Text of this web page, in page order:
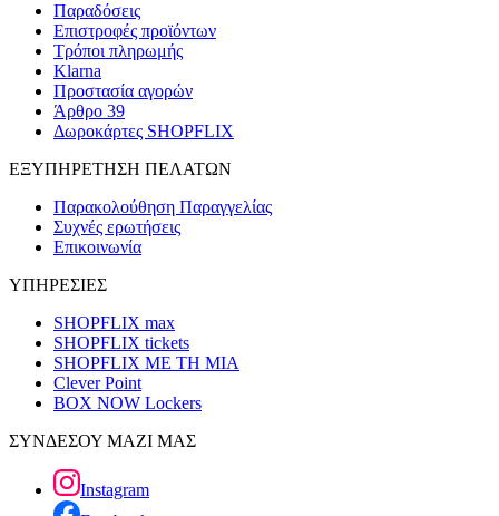
Παραδόσεις
Επιστροφές προϊόντων
Τρόποι πληρωμής
Klarna
Προστασία αγορών
Άρθρο 39
Δωροκάρτες SHOPFLIX
ΕΞΥΠΗΡΕΤΗΣΗ ΠΕΛΑΤΩΝ
Παρακολούθηση Παραγγελίας
Συχνές ερωτήσεις
Επικοινωνία
ΥΠΗΡΕΣΙΕΣ
SHOPFLIX max
SHOPFLIX tickets
SHOPFLIX ΜΕ ΤΗ ΜΙΑ
Clever Point
BOX NOW Lockers
ΣΥΝΔΕΣΟΥ ΜΑΖΙ ΜΑΣ
Instagram